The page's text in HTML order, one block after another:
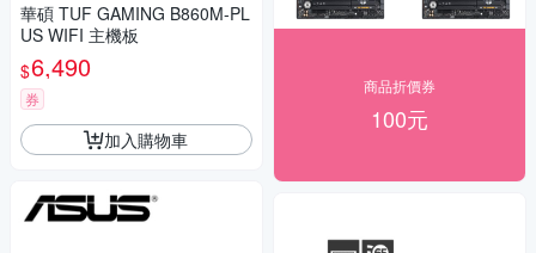
華碩 TUF GAMING B860M-PL
US WIFI 主機板
$6,490
券
加入購物車
商品折價券
100元